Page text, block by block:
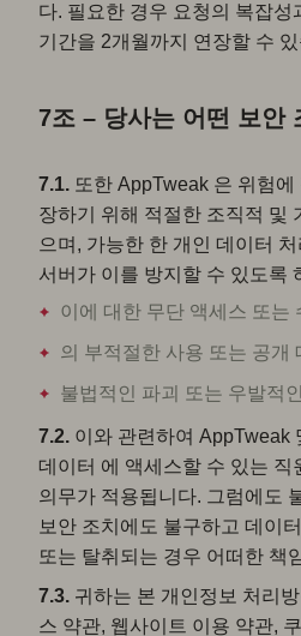
다. 필요한 경우 요청의 복잡성
기간을 2개월까지 연장할 수
7조 – 당사는 어떤 보안
7.1. 또한 AppTweak 은 위험
장하기 위해 적절한 조직적 및
으며, 가능한 한 개인 데이터
서버가 이를 방지할 수 있도록
이에 대한 무단 액세스 또는
의 부적절한 사용 또는 공개
불법적인 파괴 또는 우발적
7.2. 이와 관련하여 AppTweak
데이터 에 액세스할 수 있는 직
의무가 적용됩니다. 그럼에도
보안 조치에도 불구하고 데이
또는 탈취되는 경우 어떠한 책
7.3. 귀하는 본 개인정보 처리
스 약관, 웹사이트 이용 약관,